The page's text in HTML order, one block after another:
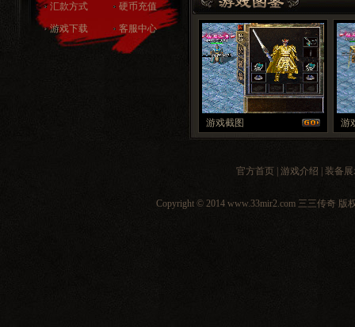
汇款方式
硬币充值
游戏下载
客服中心
游戏截图 游
官方首页 游戏介绍 装备
Copyright © 2014 www.33mir2.com 三三传奇 版